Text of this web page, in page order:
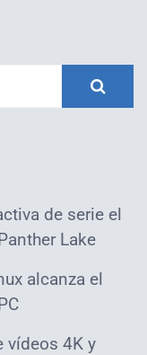
de serie el
Lake
alcanza el
vídeos 4K y